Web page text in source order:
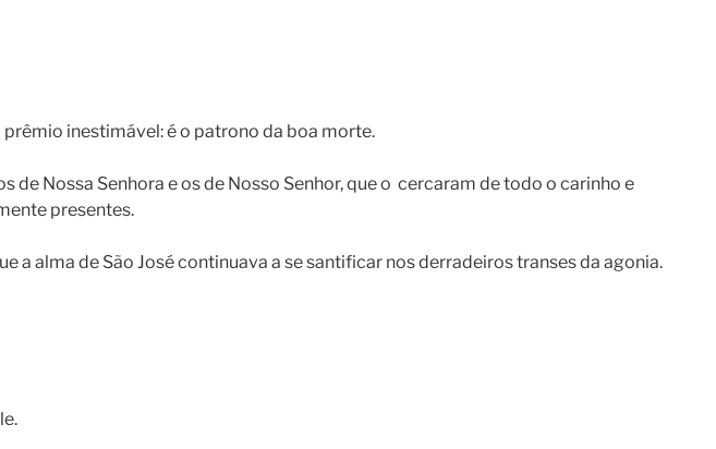
prêmio inestimável: é o patrono da boa morte.
Nossa Senhora e os de Nosso Senhor, que o cercaram de todo o carinho e
presentes.
a alma de São José continuava a se santificar nos derradeiros transes da agonia.